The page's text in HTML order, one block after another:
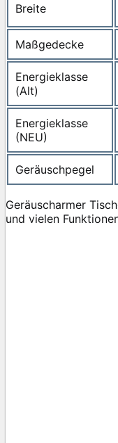
Breite
Maßgedecke
Energieklasse
(Alt)
Energieklasse
(NEU)
Geräuschpegel
Geräuscharmer
und vielen